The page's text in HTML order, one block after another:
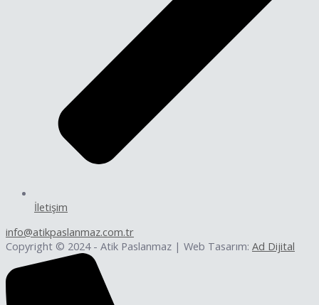
İletişim
info@atikpaslanmaz.com.tr
Copyright © 2024 - Atik Paslanmaz | Web Tasarım: Ad Dijital